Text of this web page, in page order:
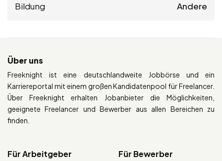
Bildung Andere
Über uns
Freeknight ist eine deutschlandweite Jobbörse und ein
Karriereportal mit einem großen Kandidatenpool für Freelancer.
Über Freeknight erhalten Jobanbieter die Möglichkeiten,
geeignete Freelancer und Bewerber aus allen Bereichen zu
finden.
Für Arbeitgeber Für Bewerber